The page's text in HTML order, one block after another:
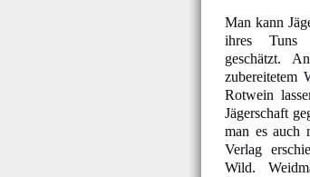
Man kann
ihres Tuns
geschätzt.
zubereitetem
Rotwein
Jägerschaft
man es auch
Verlag
Wild.